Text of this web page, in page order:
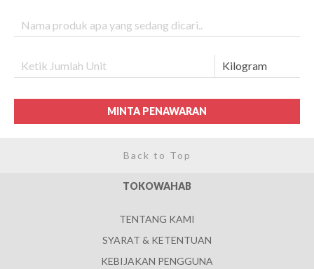
MINTA PENAWARAN
Back to Top
TOKOWAHAB
TENTANG KAMI
SYARAT & KETENTUAN
KEBIJAKAN PENGGUNA